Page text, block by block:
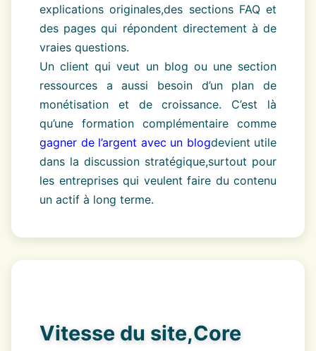
explications originales,des sections FAQ et
des pages qui répondent directement à de
vraies questions.
Un client qui veut un blog ou une section
ressources a aussi besoin d’un plan de
monétisation et de croissance. C’est là
qu’une formation complémentaire comme
gagner de l’argent avec un blogdevient utile
dans la discussion stratégique,surtout pour
les entreprises qui veulent faire du contenu
un actif à long terme.
Vitesse du site,Core